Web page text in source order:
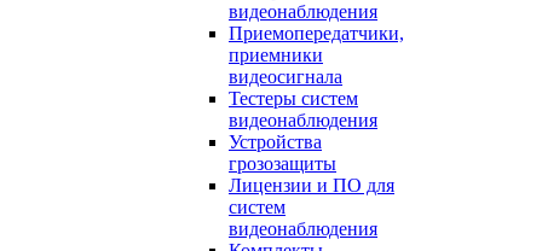
видеонаблюдения
Приемопередатчики,
приемники
видеосигнала
Тестеры систем
видеонаблюдения
Устройства
грозозащиты
Лицензии и ПО для
систем
видеонаблюдения